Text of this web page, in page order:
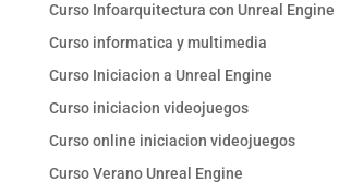
Curso Infoarquitectura con Unreal Engine
Curso informatica y multimedia
Curso Iniciacion a Unreal Engine
Curso iniciacion videojuegos
Curso online iniciacion videojuegos
Curso Verano Unreal Engine